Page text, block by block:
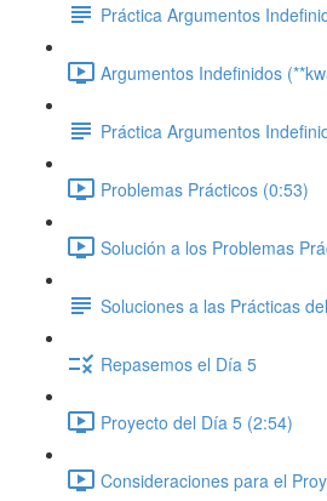
Práctica Argumentos
Argumentos Indefinidos
Práctica Argumentos
Problemas Prácticos (0:53)
Solución a los Problemas
Soluciones a las Prácticas
Repasemos el Día 5
Proyecto del Día 5 (2:54)
Consideraciones para el